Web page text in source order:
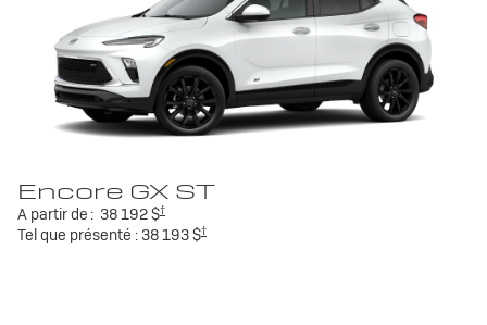
Encore GX ST
A partir de : 38 192 $†
Tel que présenté :38 193 $†